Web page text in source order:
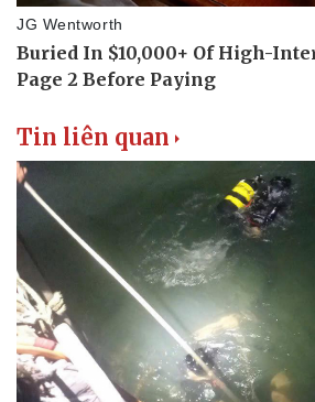
Tin liên quan